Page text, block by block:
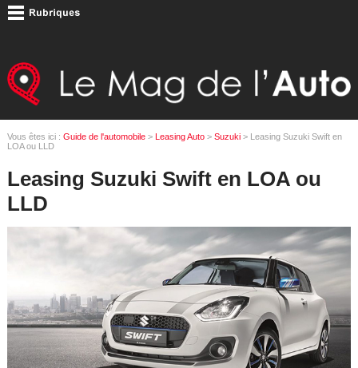
Vous êtes ici : Guide de l'automobile> Leasing Auto> Suzuki> Leasing Suzuki Swift en
LOA ou LLD
Leasing Suzuki Swift en LOA ou
LLD